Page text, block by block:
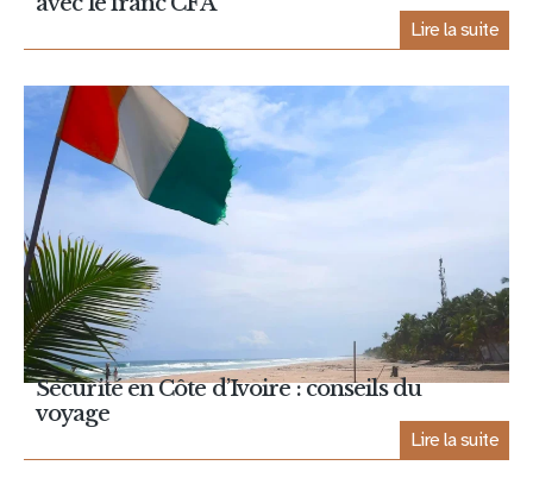
Lire la suite
Sécurité en Côte d’Ivoire : conseils du
voyage
Lire la suite